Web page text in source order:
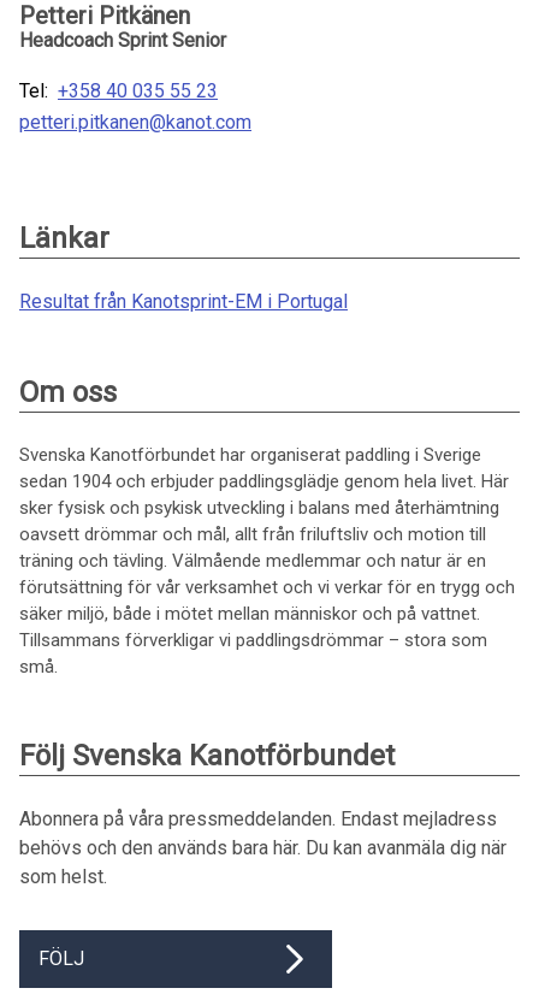
Petteri Pitkänen
Headcoach Sprint Senior
Tel: +358 40 035 55 23
petteri.pitkanen@kanot.com
Länkar
Resultat från Kanotsprint-EM i Portugal
Om oss
Svenska Kanotförbundet har organiserat paddling i Sverige
sedan 1904 och erbjuder paddlingsglädje genom hela livet. Här
sker fysisk och psykisk utveckling i balans med återhämtning
oavsett drömmar och mål, allt från friluftsliv och motion till
träning och tävling. Välmående medlemmar och natur är en
förutsättning för vår verksamhet och vi verkar för en trygg och
säker miljö, både i mötet mellan människor och på vattnet.
Tillsammans förverkligar vi paddlingsdrömmar – stora som
små.
Följ Svenska Kanotförbundet
Abonnera på våra pressmeddelanden. Endast mejladress
behövs och den används bara här. Du kan avanmäla dig när
som helst.
FÖLJ